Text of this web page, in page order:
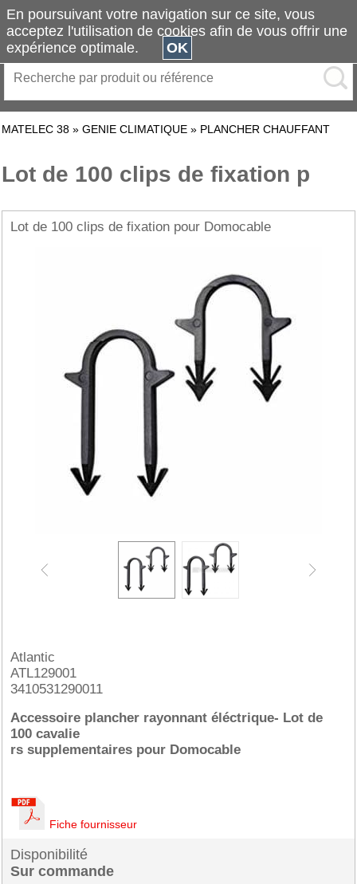
MATELEC 38 » GENIE CLIMATIQUE » PLANCHER CHAUFFANT
Lot de 100 clips de fixation p
Lot de 100 clips de fixation pour Domocable
Atlantic
ATL129001
3410531290011
Accessoire plancher rayonnant éléctrique- Lot de
100 cavalie
rs supplementaires pour Domocable
Fiche fournisseur
Disponibilité
Sur commande
En poursuivant votre navigation sur ce site, vous
acceptez l'utilisation de cookies afin de vous offrir une
expérience optimale.
OK